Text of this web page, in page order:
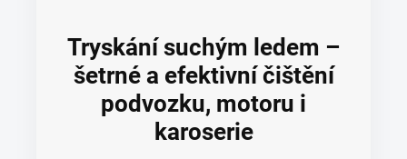
Tryskání suchým ledem –
šetrné a efektivní čištění
podvozku, motoru i
karoserie